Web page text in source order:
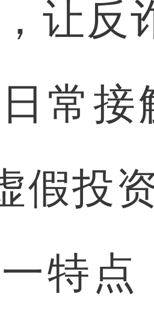
让反
常接
假投
特点